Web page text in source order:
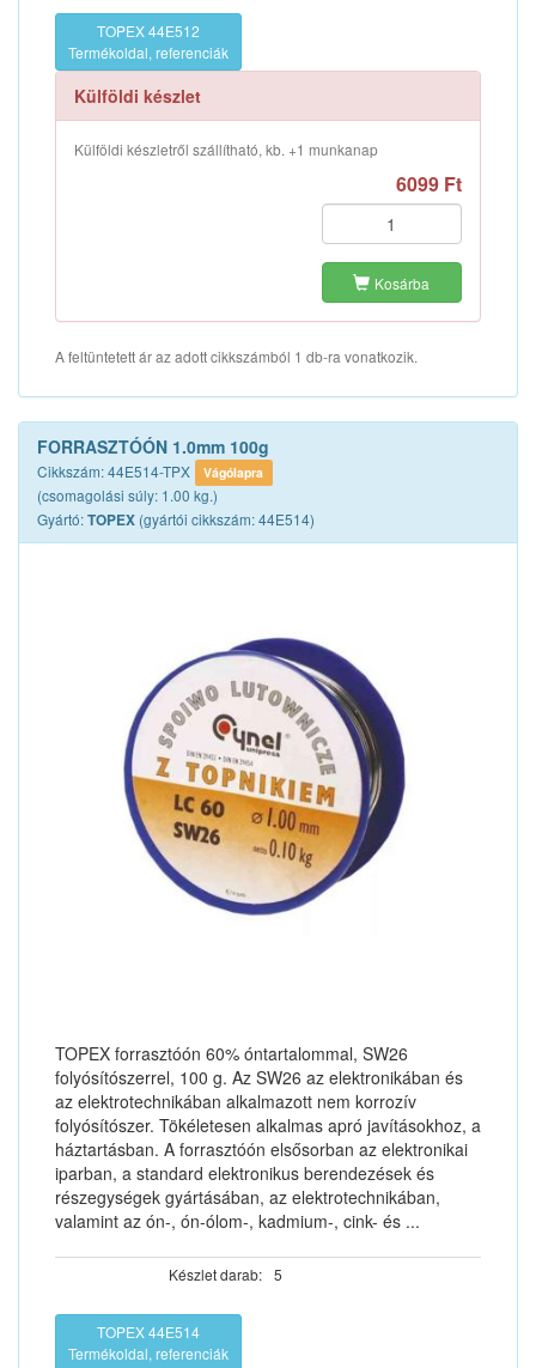
TOPEX 44E512
Termékoldal, referenciák
Külföldi készlet
Külföldi készletről szállítható, kb. +1 munkanap
6099 Ft
Kosárba
A feltüntetett ár az adott cikkszámból 1 db-ra vonatkozik.
FORRASZTÓÓN 1.0mm 100g
Cikkszám: 44E514-TPX Vágólapra
(csomagolási súly: 1.00 kg.)
Gyártó:TOPEX (gyártói cikkszám: 44E514)
TOPEX forrasztóón 60% óntartalommal, SW26
folyósítószerrel, 100 g. Az SW26 az elektronikában és
az elektrotechnikában alkalmazott nem korrozív
folyósítószer. Tökéletesen alkalmas apró javításokhoz, a
háztartásban. A forrasztóón elsősorban az elektronikai
iparban, a standard elektronikus berendezések és
részegységek gyártásában, az elektrotechnikában,
valamint az ón-, ón-ólom-, kadmium-, cink- és ...
Készlet darab: 5
TOPEX 44E514
Termékoldal, referenciák